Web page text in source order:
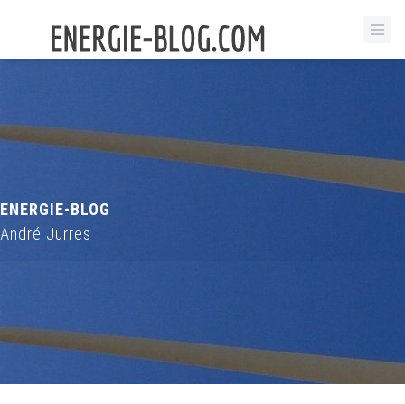
ENERGIE-BLOG
André Jurres